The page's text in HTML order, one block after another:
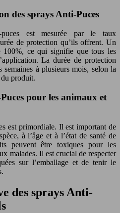
des sprays Anti-Puces
puces est mesurée par le taux
de protection qu’ils offrent. Un
100%, ce qui signifie que tous les
La durée de protection
semaines à plusieurs mois, selon la
produit.
pour les animaux et
est primordiale. Il est important de
à l’âge et à l’état de santé de
peuvent être toxiques pour les
malades. Il est crucial de respecter
sur l’emballage et de tenir le
des sprays Anti-